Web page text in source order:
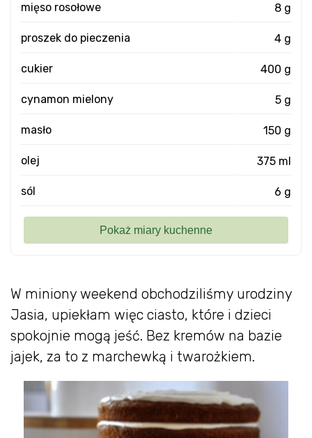
W miniony weekend obchodziliśmy urodziny
Jasia, upiekłam więc ciasto, które i dzieci
spokojnie mogą jeść. Bez kremów na bazie
jajek, za to z marchewką i twarożkiem.
mięso rosołowe 8 g
proszek do pieczenia 4 g
cukier 400 g
cynamon mielony 5 g
masło 150 g
olej 375 ml
sól 6 g